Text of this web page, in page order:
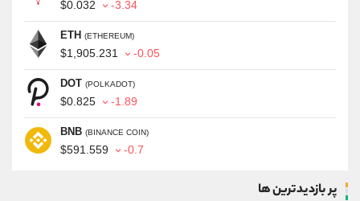
$0.032 -3.34
ETH (ETHEREUM)
$1,905.231 -0.05
DOT (POLKADOT)
$0.825 -1.89
BNB (BINANCE COIN)
$591.559 -0.7
پر بازدیدترین ها